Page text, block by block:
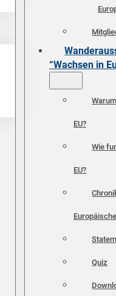
“Wachsen in
EU?
Wie
EU?
Quiz